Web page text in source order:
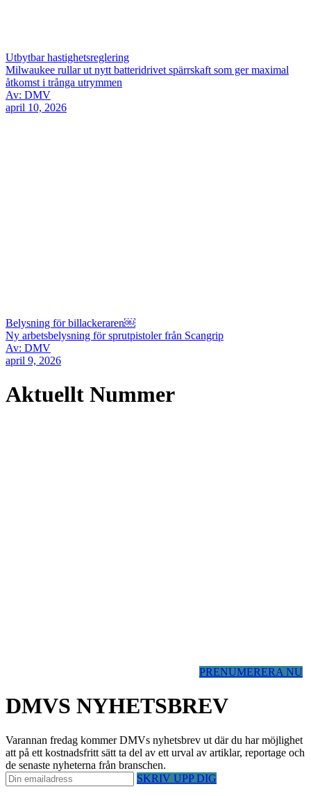
Utbytbar hastighetsreglering
Milwaukee rullar ut nytt batteridrivet spärrskaft som ger maximal
åtkomst i trånga utrymmen
Av: DMV
april 10, 2026
Belysning för billackeraren￼
Ny arbetsbelysning för sprutpistoler från Scangrip
Av: DMV
april 9, 2026
Aktuellt Nummer
PRENUMERERA NU
DMVS NYHETSBREV
Varannan fredag kommer DMVs nyhetsbrev ut där du har möjlighet
att på ett kostnadsfritt sätt ta del av ett urval av artiklar, reportage och
de senaste nyheterna från branschen.
SKRIV UPP DIG